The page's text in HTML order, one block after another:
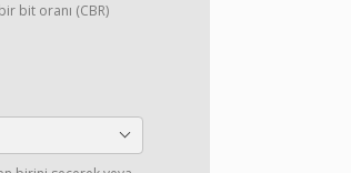
bit oranı (CBR)